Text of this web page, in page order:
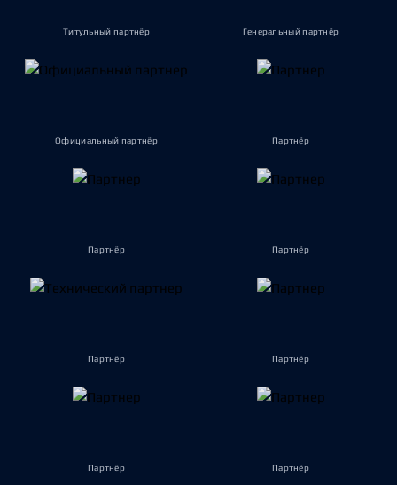
Титульный партнёр Генеральный партнёр
Официальный партнёр Партнёр
Партнёр Партнёр
Партнёр Партнёр
Партнёр Партнёр